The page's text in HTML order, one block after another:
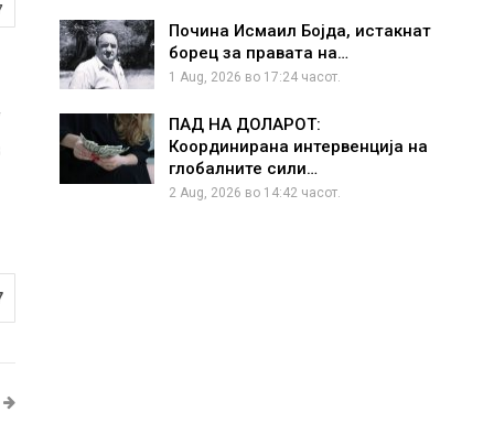
Почина Исмаил Бојда, истакнат
борец за правата на…
1 Aug, 2026 во 17:24 часот.
ПАД НА ДОЛАРОТ:
Координирана интервенција на
глобалните сили…
2 Aug, 2026 во 14:42 часот.